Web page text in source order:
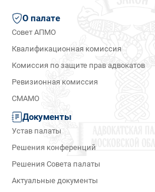
О палате
Совет АПМО
Квалификационная комиссия
Комиссия по защите прав адвокатов
Ревизионная комиссия
СМАМО
Документы
Устав палаты
Решения конференций
Решения Совета палаты
Актуальные документы